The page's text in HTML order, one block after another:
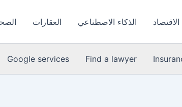
الاقتصاد الذكاء الاصطناعي العقارات
Find a lawyer
Google services